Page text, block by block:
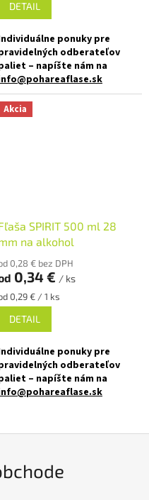
DETAIL
ponuky pre
odberateľov
– napíšte nám na
Zaváraninový pohár široký
330 ml
Ako stvorená pre paštéty,
mäso, zeleninu, ovocie
Paletu za výhodnejšiu cenu
objednajte
Akcia
SPIRIT 500 ml 28
na alkohol
0,28 € bez DPH
0,34 € / ks
0,29 € / 1 ks
DETAIL
ponuky pre
odberateľov
– napíšte nám na
500 ml
28 mm